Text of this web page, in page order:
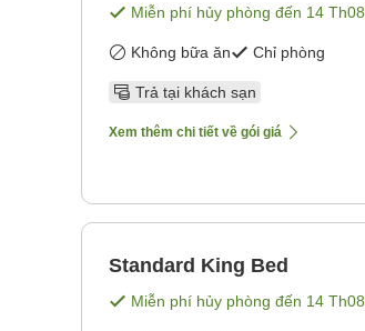
Miễn phí hủy phòng đến 14 Th08
Không bữa ăn Chỉ phòng
Trả tại khách sạn
Xem thêm chi tiết về gói giá
Standard King Bed
Miễn phí hủy phòng đến 14 Th08